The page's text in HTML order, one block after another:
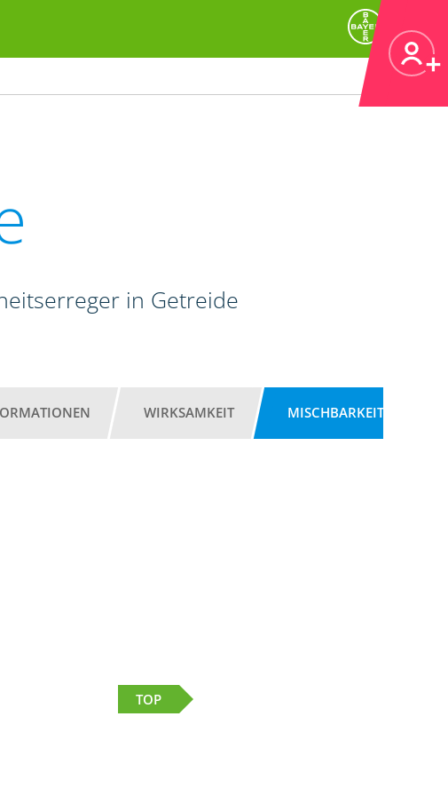
in Getreide
WIRKSAMKEIT MISCHBARKEIT
TOP